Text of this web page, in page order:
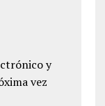
y
vez